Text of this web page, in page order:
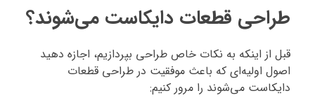
طراحی قطعات دایکاست می‌شوند؟
قبل از اینکه به نکات خاص طراحی بپردازیم، اجازه دهید
اصول اولیه‌ای که باعث موفقیت در طراحی قطعات
دایکاست می‌شوند را مرور کنیم: